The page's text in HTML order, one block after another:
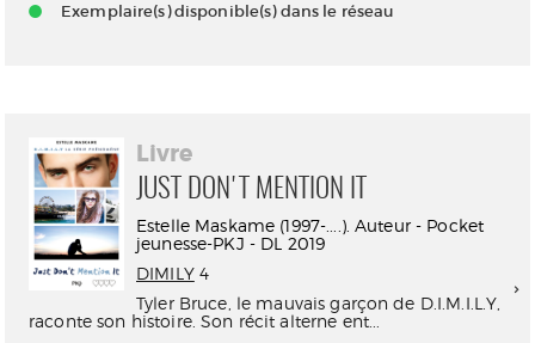
Exemplaire(s) disponible(s) dans le réseau
Livre
JUST DON'T MENTION IT
Estelle Maskame (1997-....). Auteur - Pocket
jeunesse-PKJ - DL 2019
DIMILY4
Tyler Bruce, le mauvais garçon de D.I.M.I.L.Y,
raconte son histoire. Son récit alterne ent...